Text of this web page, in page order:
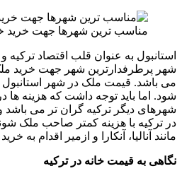
مناسب ترین شهرها جهت خرید
استانبول به عنوان قلب اقتصاد ترکیه
شهر پرطرفدارترین شهر جهت خرید
شود. اما باید توجه داشت که هزینه ها
شهرهای دیگر ترکیه گران تر می باشد
در ترکیه با هزینه کمتر صاحب ملک
مانند آنالیا، آنکارا و ازمیر اقدام به خرید
نگاهی به قیمت خانه در ترکیه